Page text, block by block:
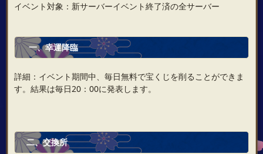
イベント対象：新サーバーイベント終了済の全サーバー
一、幸運降臨
詳細：イベント期間中、毎日無料で宝くじを削ることができま
す。結果は毎日20：00に発表します。
二、交換所